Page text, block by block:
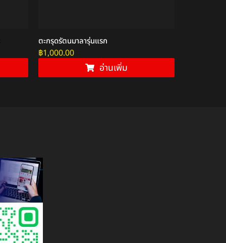
ตะกรุดรัตนมาลารุ่นแรก
฿1,000.00
อ่านเพิ่ม